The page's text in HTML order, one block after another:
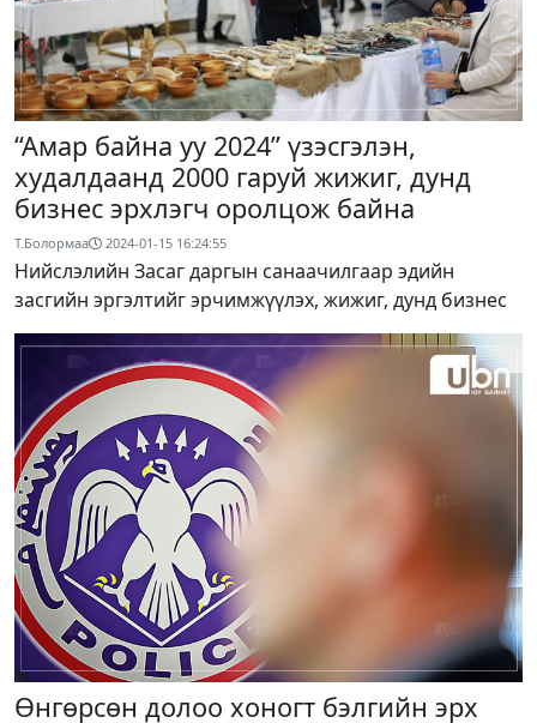
“Амар байна уу 2024” үзэсгэлэн,
худалдаанд 2000 гаруй жижиг, дунд
бизнес эрхлэгч оролцож байна
Т.Болормаа 2024-01-15 16:24:55
Нийслэлийн Засаг даргын санаачилгаар эдийн
засгийн эргэлтийг эрчимжүүлэх, жижиг, дунд бизнес
Өнгөрсөн долоо хоногт бэлгийн эрх